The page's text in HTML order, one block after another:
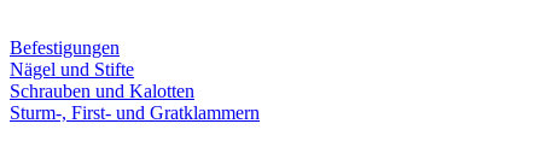
Befestigungen
Nägel und Stifte
Schrauben und Kalotten
Sturm-, First- und Gratklammern